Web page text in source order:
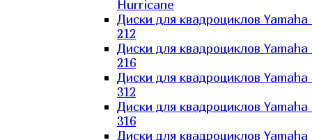
Hurricane
Диски для квадроциклов
212
Диски для квадроциклов
216
Диски для квадроциклов
312
Диски для квадроциклов
316
Диски для квадроциклов